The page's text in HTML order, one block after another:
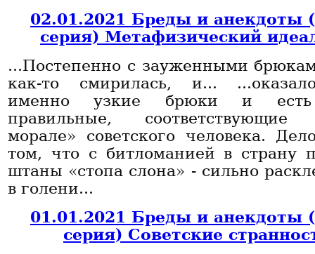
02.01.2021 Бреды и анекдоты
серия) Метафизический
...Постепенно с зауженными
как-то смирилась, и...
именно узкие брюки и
правильные, соответствующие
морале» советского человека.
том, что с битломанией в страну
штаны «стопа слона» - сильно
в голени...
01.01.2021 Бреды и анекдоты
серия) Советские